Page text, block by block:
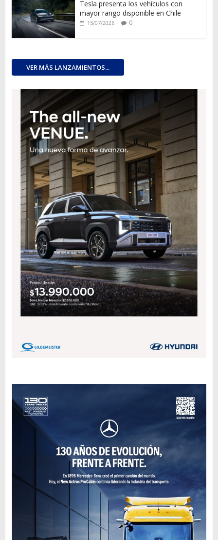
Tesla presenta los vehículos con
mayor rango disponible en Chile
15/07/2026 0
VER MÁS LANZAMIENTOS...